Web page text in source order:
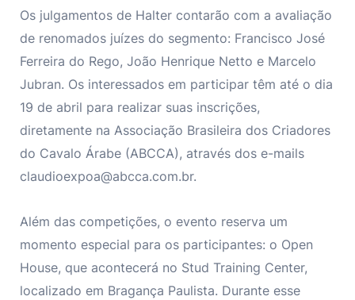
Os julgamentos de Halter contarão com a avaliação
de renomados juízes do segmento: Francisco José
Ferreira do Rego, João Henrique Netto e Marcelo
Jubran. Os interessados em participar têm até o dia
19 de abril para realizar suas inscrições,
diretamente na Associação Brasileira dos Criadores
do Cavalo Árabe (ABCCA), através dos e-mails
claudioexpoa@abcca.com.br.
Além das competições, o evento reserva um
momento especial para os participantes: o Open
House, que acontecerá no Stud Training Center,
localizado em Bragança Paulista. Durante esse